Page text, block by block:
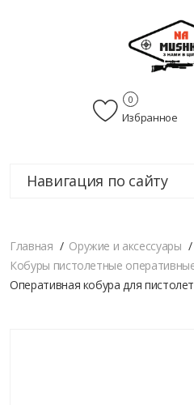
Избранное
0
Навигация по сайту
Главная Оружие и аксессуары
Кобуры пистолетные
Оперативная кобура для